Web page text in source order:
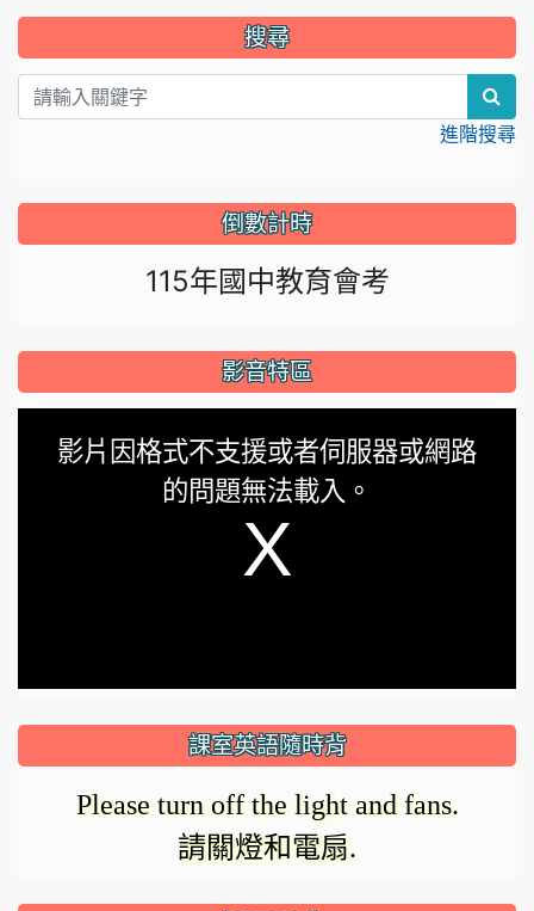
::: 搜尋
進階搜尋
倒數計時
115年國中教育會考
影音特區
影片因格式不支援或者伺服器或網路
的問題無法載入。
課室英語隨時背
Please turn off the light and fans.
請關燈和電扇.